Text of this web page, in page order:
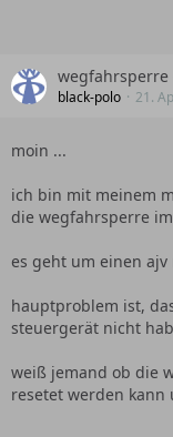
wegfahrsperre
black-polo 21.
moin ...
ich bin mit meinem
die wegfahrsperre
es geht um einen
hauptproblem ist,
steuergerät nicht
weiß jemand ob die
resetet werden kann